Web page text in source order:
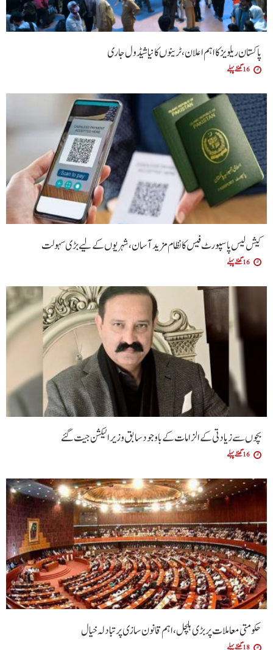
پاکستان ریلویز کا اہم اعلان، ٹرینوں کا نیا شیڈول جاری
16 گھنٹے پہلے
کیش لیس پاسپورٹ فیس کا نظام مزید آسان،شہریوں کے لیے بڑی سہولت
16 گھنٹے پہلے
بچوں سے زیادتی کے الزامات کے باوجود سابق وزیر الیکشن جیت گئے
16 گھنٹے پہلے
حکومتی معاملات پر بڑی ہلچل ،اہم قانون سازی پر تبادلہ خیال
18 گھنٹے پہلے